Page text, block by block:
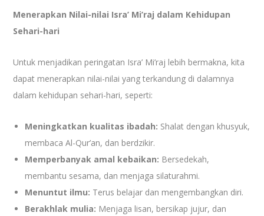
Menerapkan Nilai-nilai Isra’ Mi’raj dalam Kehidupan
Sehari-hari
Untuk menjadikan peringatan Isra’ Mi’raj lebih bermakna, kita
dapat menerapkan nilai-nilai yang terkandung di dalamnya
dalam kehidupan sehari-hari, seperti:
Meningkatkan kualitas ibadah: Shalat dengan khusyuk,
membaca Al-Qur’an, dan berdzikir.
Memperbanyak amal kebaikan: Bersedekah,
membantu sesama, dan menjaga silaturahmi.
Menuntut ilmu: Terus belajar dan mengembangkan diri.
Berakhlak mulia: Menjaga lisan, bersikap jujur, dan